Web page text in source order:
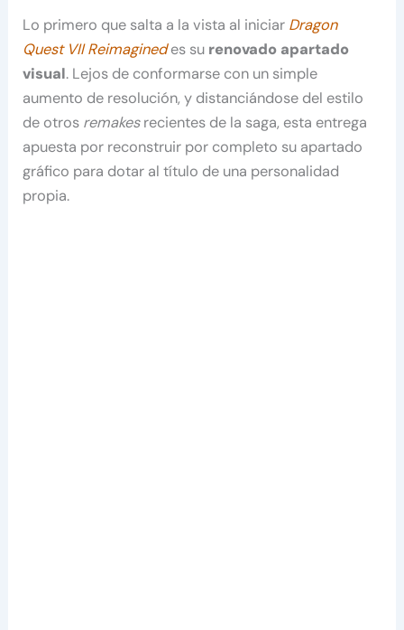
Lo primero que salta a la vista al iniciar Dragon
Quest VII Reimaginedes su renovado apartado
visual. Lejos de conformarse con un simple
aumento de resolución, y distanciándose del estilo
de otros remakesrecientes de la saga, esta entrega
apuesta por reconstruir por completo su apartado
gráfico para dotar al título de una personalidad
propia.